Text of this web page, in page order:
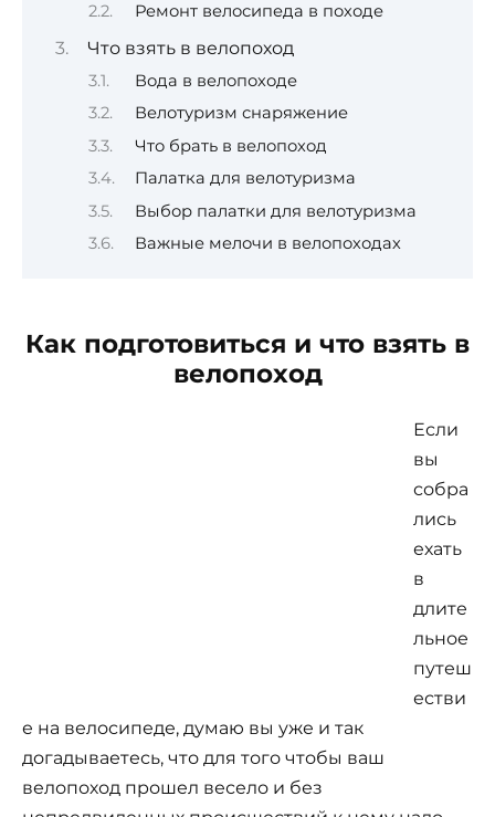
Ремонт велосипеда в походе
Что взять в велопоход
Вода в велопоходе
Велотуризм снаряжение
Что брать в велопоход
Палатка для велотуризма
Выбор палатки для велотуризма
Важные мелочи в велопоходах
Как подготовиться и что взять в
велопоход
Если
вы
собра
лись
ехать
в
длите
льное
путеш
естви
е на велосипеде, думаю вы уже и так
догадываетесь, что для того чтобы ваш
велопоход прошел весело и без